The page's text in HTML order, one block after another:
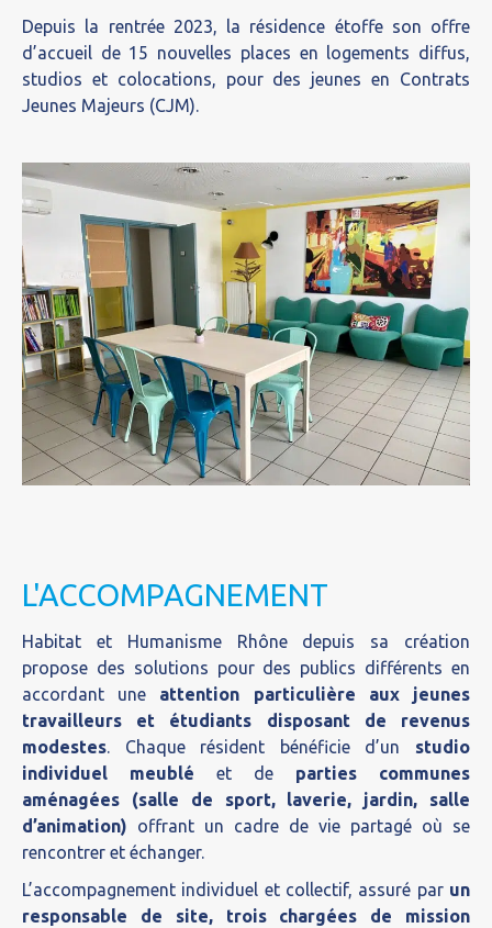
Depuis la rentrée 2023, la résidence étoffe son offre
d’accueil de 15 nouvelles places en logements diffus,
studios et colocations, pour des jeunes en Contrats
Jeunes Majeurs (CJM).
L'ACCOMPAGNEMENT
Habitat et Humanisme Rhône depuis sa création
propose des solutions pour des publics différents en
accordant une attention particulière aux jeunes
travailleurs et étudiants disposant de revenus
modestes. Chaque résident bénéficie d’un studio
individuel meublé et de parties communes
aménagées (salle de sport, laverie, jardin, salle
d’animation) offrant un cadre de vie partagé où se
rencontrer et échanger.
L’accompagnement individuel et collectif, assuré par un
responsable de site, trois chargées de mission